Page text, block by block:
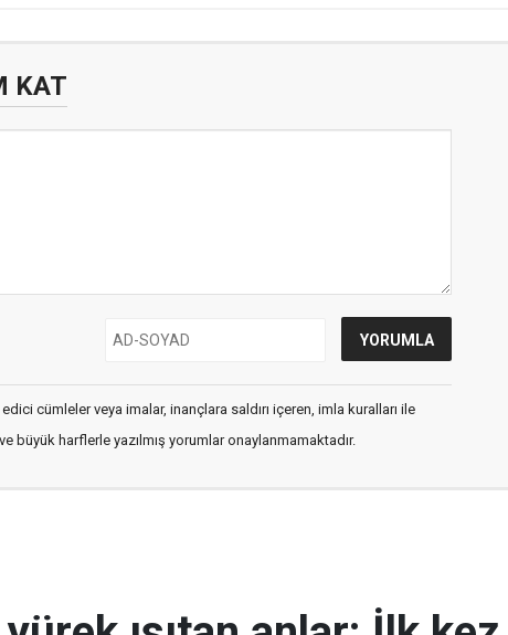
KAT
cümleler veya imalar, inançlara saldırı içeren, imla kuralları ile
büyük harflerle yazılmış yorumlar onaylanmamaktadır.